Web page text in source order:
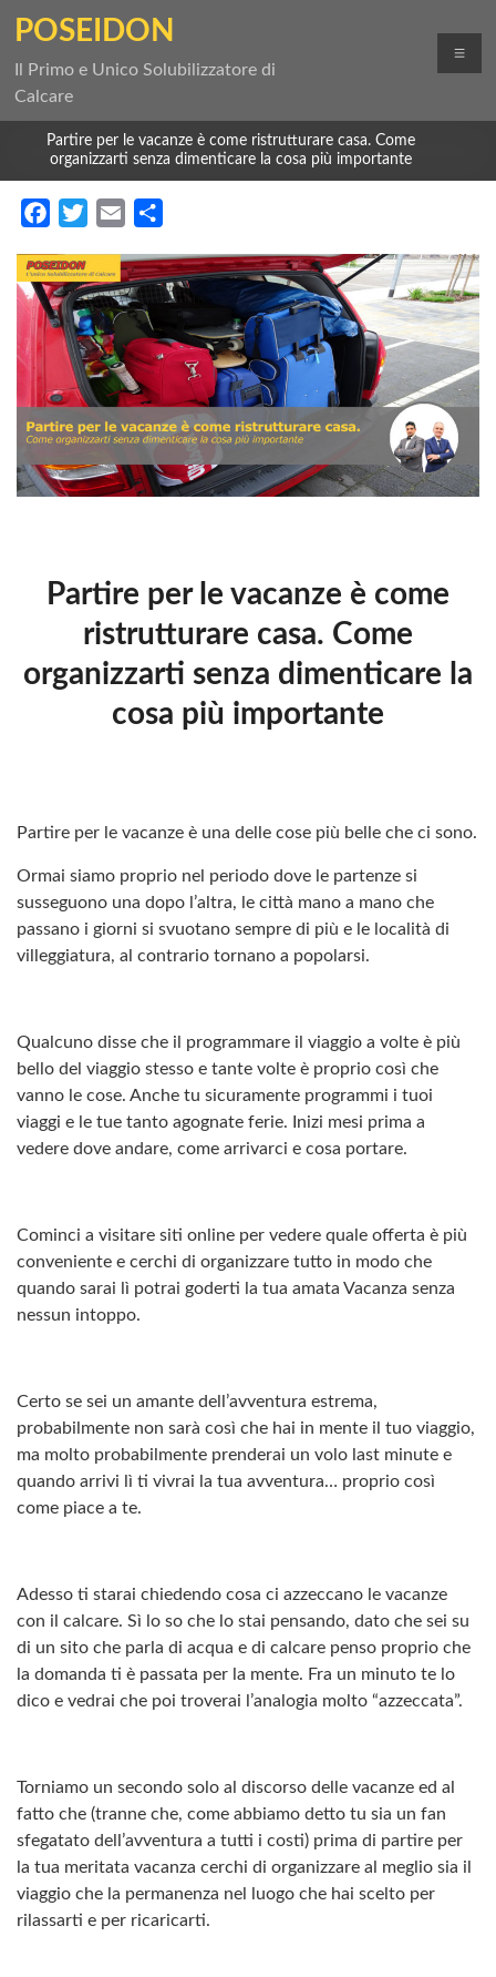
POSEIDON
Il Primo e Unico Solubilizzatore di
Calcare
Partire per le vacanze è come ristrutturare casa. Come
organizzarti senza dimenticare la cosa più importante
c
e
b
o
i
t
t
e
r
a
i
n
d
v
i
Partire per le vacanze è come
ristrutturare casa. Come
organizzarti senza dimenticare la
cosa più importante
Partire per le vacanze è una delle cose più belle che ci sono.
Ormai siamo proprio nel periodo dove le partenze si
susseguono una dopo l’altra, le città mano a mano che
passano i giorni si svuotano sempre di più e le località di
villeggiatura, al contrario tornano a popolarsi.
Qualcuno disse che il programmare il viaggio a volte è più
bello del viaggio stesso e tante volte è proprio così che
vanno le cose. Anche tu sicuramente programmi i tuoi
viaggi e le tue tanto agognate ferie. Inizi mesi prima a
vedere dove andare, come arrivarci e cosa portare.
Cominci a visitare siti online per vedere quale offerta è più
conveniente e cerchi di organizzare tutto in modo che
quando sarai lì potrai goderti la tua amata Vacanza senza
nessun intoppo.
Certo se sei un amante dell’avventura estrema,
probabilmente non sarà così che hai in mente il tuo viaggio,
ma molto probabilmente prenderai un volo last minute e
quando arrivi lì ti vivrai la tua avventura… proprio così
come piace a te.
Adesso ti starai chiedendo cosa ci azzeccano le vacanze
con il calcare. Sì lo so che lo stai pensando, dato che sei su
di un sito che parla di acqua e di calcare penso proprio che
la domanda ti è passata per la mente. Fra un minuto te lo
dico e vedrai che poi troverai l’analogia molto “azzeccata”.
Torniamo un secondo solo al discorso delle vacanze ed al
fatto che (tranne che, come abbiamo detto tu sia un fan
sfegatato dell’avventura a tutti i costi) prima di partire per
la tua meritata vacanza cerchi di organizzare al meglio sia il
viaggio che la permanenza nel luogo che hai scelto per
rilassarti e per ricaricarti.